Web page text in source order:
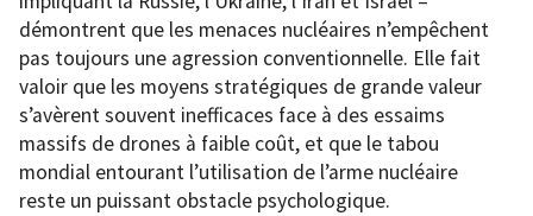
démontrent que les menaces nucléaires n’empêchent
pas toujours une agression conventionnelle. Elle fait
valoir que les moyens stratégiques de grande valeur
s’avèrent souvent inefficaces face à des essaims
massifs de drones à faible coût, et que le tabou
mondial entourant l’utilisation de l’arme nucléaire
reste un puissant obstacle psychologique.